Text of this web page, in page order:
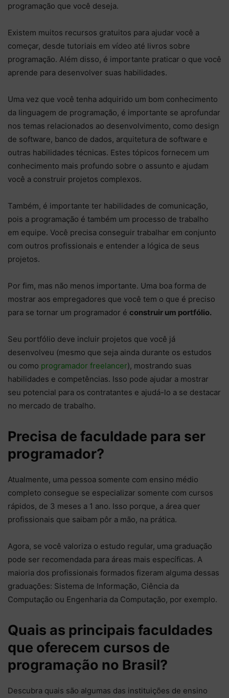
programação que você deseja.
Existem muitos recursos gratuitos para ajudar você a
começar, desde tutoriais em vídeo até livros sobre
programação. Além disso, é importante praticar o que você
aprende para desenvolver suas habilidades.
Uma vez que você tenha adquirido um bom conhecimento
da linguagem de programação, é importante se aprofundar
nos temas relacionados ao desenvolvimento, como design
de software, banco de dados, arquitetura de software e
outras habilidades técnicas. Estes tópicos fornecem um
conhecimento mais profundo sobre o assunto e ajudam
você a construir projetos complexos.
Também, é importante ter habilidades de comunicação,
pois a programação é também um processo de trabalho
em equipe. Você precisa conseguir trabalhar em conjunto
com outros profissionais e entender a lógica de seus
projetos.
Por fim, mas não menos importante. Uma boa forma de
mostrar aos empregadores que você tem o que é preciso
para se tornar um programador é construir um portfólio.
Seu portfólio deve incluir projetos que você já
desenvolveu (mesmo que seja ainda durante os estudos
ou como programador freelancer), mostrando suas
habilidades e competências. Isso pode ajudar a mostrar
seu potencial para os contratantes e ajudá-lo a se destacar
no mercado de trabalho.
Precisa de faculdade para ser
programador?
Atualmente, uma pessoa somente com ensino médio
completo consegue se especializar somente com cursos
rápidos, de 3 meses a 1 ano. Isso porque, a área quer
profissionais que saibam pôr a mão, na prática.
Agora, se você valoriza o estudo regular, uma graduação
pode ser recomendada para áreas mais específicas. A
maioria dos profissionais formados fizeram alguma dessas
graduações: Sistema de Informação, Ciência da
Computação ou Engenharia da Computação, por exemplo.
Quais as principais faculdades
que oferecem cursos de
programação no Brasil?
Descubra quais são algumas das instituições de ensino